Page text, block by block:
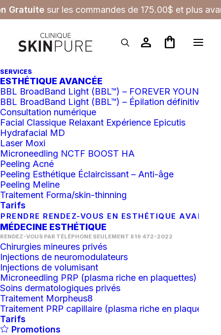
Gratuite sur les commandes de 175.00$ et plus
person shopping_bag
SERVICES
ESTHÉTIQUE AVANCÉE
BBL BroadBand Light (BBL™) – FOREVER YOUNG
BBL BroadBand Light (BBL™) – Épilation définitive
Consultation numérique
Facial Classique Relaxant Expérience Epicutis
Hydrafacial MD
Laser Moxi
Microneedling NCTF BOOST HA
Peeling Acné
Peeling Esthétique Éclaircissant – Anti-âge
Peeling Meline
Traitement Forma/skin-thinning
Tarifs
PRENDRE RENDEZ-VOUS EN ESTHÉTIQUE AVANCÉ
MÉDECINE ESTHÉTIQUE
RENDEZ-VOUS PAR TÉLÉPHONE SEULEMENT 819 472-2022
Chirurgies mineures privés
Injections de neuromodulateurs
Injections de volumisant
Microneedling PRP (plasma riche en plaquettes)
Soins dermatologiques privés
Traitement Morpheus8
Traitement PRP capillaire (plasma riche en plaquettes)
Tarifs
Promotions
Boutique